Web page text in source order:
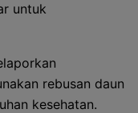
untuk
rebusan daun
kesehatan.